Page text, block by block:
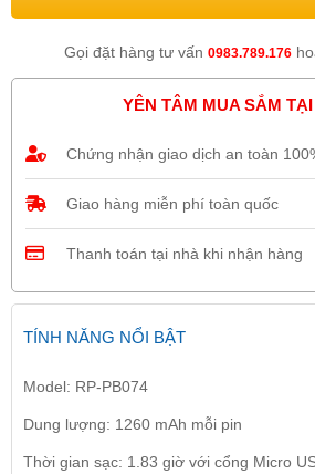
Gọi đặt hàng tư vấn 0983.789.176
YÊN TÂM MUA SẮM TẠI
Chứng nhận giao dịch an toàn
Giao hàng miễn phí toàn quốc
Thanh toán tại nhà khi nhận hàng
TÍNH NĂNG NỔI BẬT
Model: RP-PB074
Dung lượng: 1260 mAh mỗi pin
Thời gian sạc: 1.83 giờ với cổng Micro